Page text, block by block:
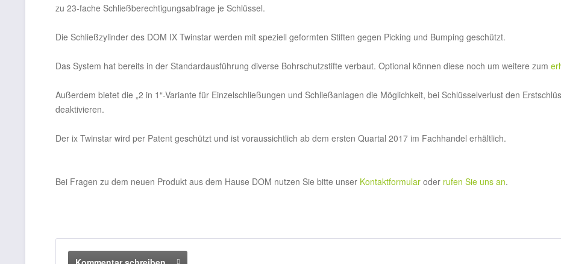
zu 23-fache Schließberechtigungsabfrage je Schlüssel.
Die Schließzylinder des DOM IX Twinstar werden mit speziell geformten Stiften gegen Picking und Bumping geschützt.
Das System hat bereits in der Standardausführung diverse Bohrschutzstifte verbaut. Optional können diese noch um weitere zum
Außerdem bietet die „2 in 1“-Variante für Einzelschließungen und Schließanlagen die Möglichkeit, bei Schlüsselverlust den
deaktivieren.
Der ix Twinstar wird per Patent geschützt und ist voraussichtlich ab dem ersten Quartal 2017 im Fachhandel erhältlich.
Bei Fragen zu dem neuen Produkt aus dem Hause DOM nutzen Sie bitte unser Kontaktformular oder rufen Sie uns an.